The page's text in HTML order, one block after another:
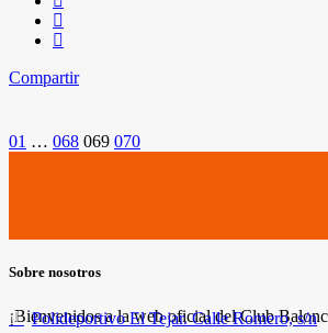
Compartir
Paginación
entradas
01 … 068 069 070
Sobre nosotros
¡Bienvenidos a la web oficial del Club
Polideportivo El Tejar. Calle Romero, s/n